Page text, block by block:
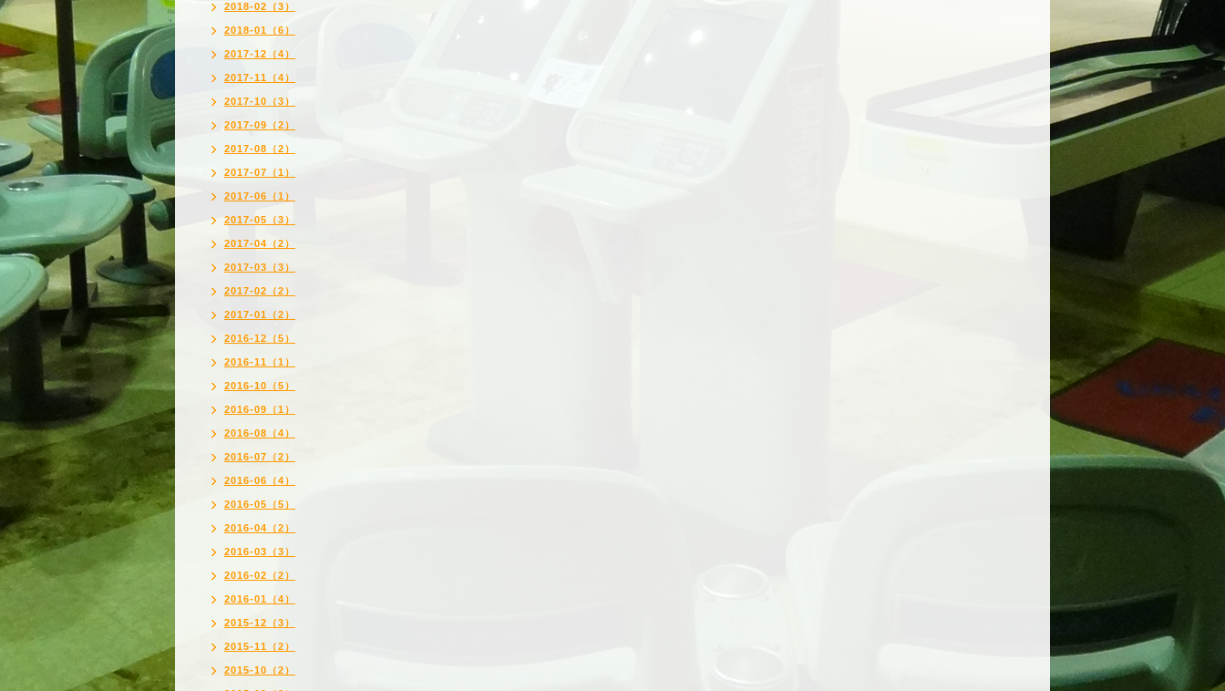
2018-02（3）
2018-01（6）
2017-12（4）
2017-11（4）
2017-10（3）
2017-09（2）
2017-08（2）
2017-07（1）
2017-06（1）
2017-05（3）
2017-04（2）
2017-03（3）
2017-02（2）
2017-01（2）
2016-12（5）
2016-11（1）
2016-10（5）
2016-09（1）
2016-08（4）
2016-07（2）
2016-06（4）
2016-05（5）
2016-04（2）
2016-03（3）
2016-02（2）
2016-01（4）
2015-12（3）
2015-11（2）
2015-10（2）